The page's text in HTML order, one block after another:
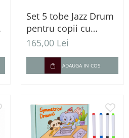
Set 5 tobe Jazz Drum
pentru copii cu
scaun, cinel și bețe
165,00 Lei
ADAUGA IN COS